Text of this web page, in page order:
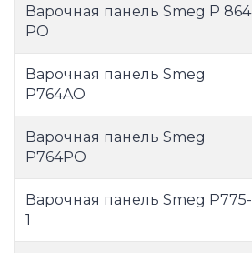
Варочная панель Smeg P 864
PO
Варочная панель Smeg
P764AO
Варочная панель Smeg
P764PO
Варочная панель Smeg P775-
1